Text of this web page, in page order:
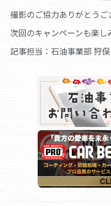
撮影のご協力ありがとうご
次回のキャンペーンも楽し
記事担当：石油事業部 狩俣